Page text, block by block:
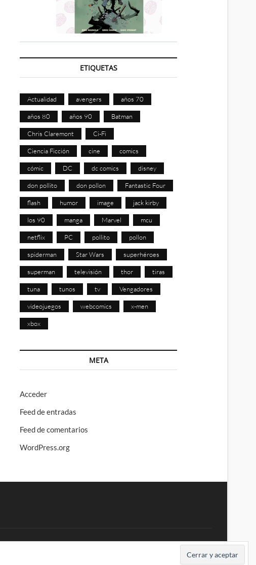
ETIQUETAS
Actualidad avengers años 70
años 80 años 90 Batman
Chris Claremont Ci-Fi
Ciencia Ficción cine comics
cómic DC dc comics disney
don pollito don pollon Fantastic Four
flash humor image jack kirby
los 90 manga Marvel mcu
netflix PC pollito pollon
spiderman Star Wars superhéroes
superman televisión thor tiras
tuna tunos tv Vengadores
videojuegos webcomics x-men
xbox
META
Acceder
Feed de entradas
Feed de comentarios
WordPress.org